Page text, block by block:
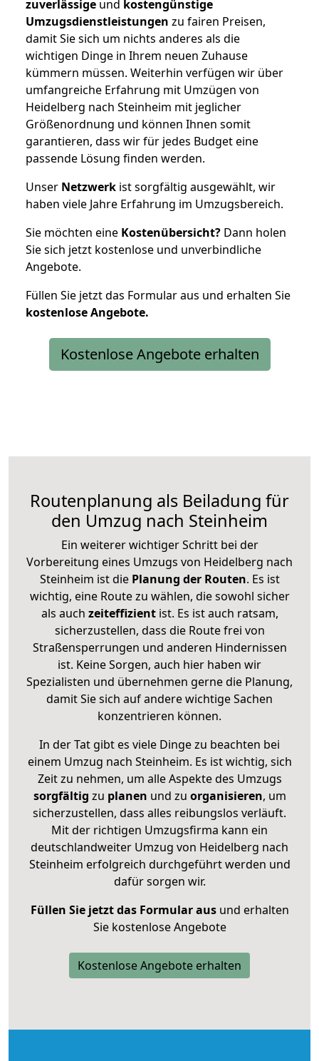
zuverlässige und kostengünstige
Umzugsdienstleistungen zu fairen Preisen,
damit Sie sich um nichts anderes als die
wichtigen Dinge in Ihrem neuen Zuhause
kümmern müssen. Weiterhin verfügen wir über
umfangreiche Erfahrung mit Umzügen von
Heidelberg nach Steinheim mit jeglicher
Größenordnung und können Ihnen somit
garantieren, dass wir für jedes Budget eine
passende Lösung finden werden.
Unser Netzwerk ist sorgfältig ausgewählt, wir
haben viele Jahre Erfahrung im Umzugsbereich.
Sie möchten eine Kostenübersicht? Dann holen
Sie sich jetzt kostenlose und unverbindliche
Angebote.
Füllen Sie jetzt das Formular aus und erhalten Sie
kostenloseAngebote.
Kostenlose Angebote erhalten
Routenplanung als Beiladung für
den Umzug nach Steinheim
Ein weiterer wichtiger Schritt bei der
Vorbereitung eines Umzugs von Heidelberg nach
Steinheim ist diePlanung der Routen. Es ist
wichtig, eine Route zu wählen, die sowohl sicher
als auch zeiteffizientist. Es ist auch ratsam,
sicherzustellen, dass die Route frei von
Straßensperrungen und anderen Hindernissen
ist. Keine Sorgen, auch hier haben wir
Spezialisten und übernehmen gerne die Planung,
damit Sie sich auf andere wichtige Sachen
konzentrieren können.
In der Tat gibt es viele Dinge zu beachten bei
einem Umzug nach Steinheim. Es ist wichtig, sich
Zeit zu nehmen, um alle Aspekte des Umzugs
sorgfältig zu planen und zu organisieren, um
sicherzustellen, dass alles reibungslos verläuft.
Mit der richtigen Umzugsfirma kann ein
deutschlandweiter Umzug von Heidelberg nach
Steinheim erfolgreich durchgeführt werden und
dafür sorgen wir.
Füllen Sie jetzt das Formular ausund erhalten
Sie kostenlose Angebote
Kostenlose Angebote erhalten